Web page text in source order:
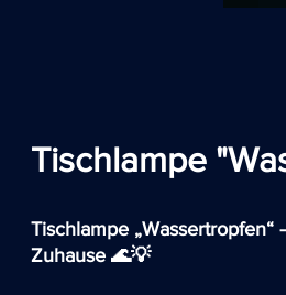
Tischlampe
Tischlampe
Zuhause 🌊💡